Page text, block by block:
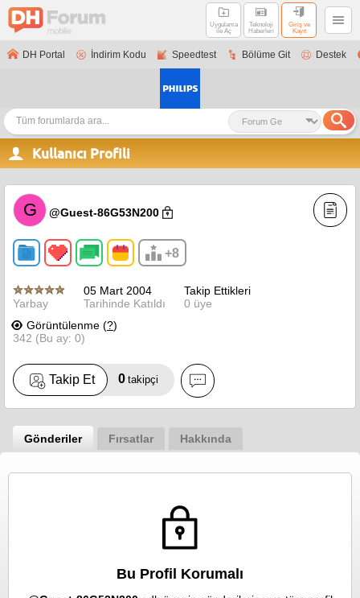
Uygulama
ile Aç
Teknoloji
Haberleri
Giriş ve
Kayıt
DH Portal İndirim Kodu Speedtest Bölüme Git Destek
Kullanıcı Profili
G @Guest-86G53N200
+8
Yarbay
05 Mart 2004
Tarihinde Katıldı
Takip Ettikleri
0 üye
Görüntülenme (?)
342 (Bu ay: 0)
Takip Et 0 takipçi
Gönderiler Fırsatlar Hakkında
Bu Profil Korumalı